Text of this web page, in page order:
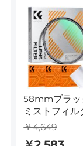
58mmブラッ
ミストフィル
ー1/8 + 3pcs
ーニングクロ
￥4,649